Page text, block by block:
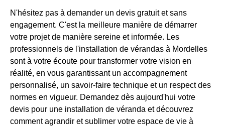
N'hésitez pas à demander un devis gratuit et sans
engagement. C'est la meilleure manière de démarrer
votre projet de manière sereine et informée. Les
professionnels de l'installation de vérandas à Mordelles
sont à votre écoute pour transformer votre vision en
réalité, en vous garantissant un accompagnement
personnalisé, un savoir-faire technique et un respect des
normes en vigueur. Demandez dès aujourd'hui votre
devis pour une installation de véranda et découvrez
comment agrandir et sublimer votre espace de vie à